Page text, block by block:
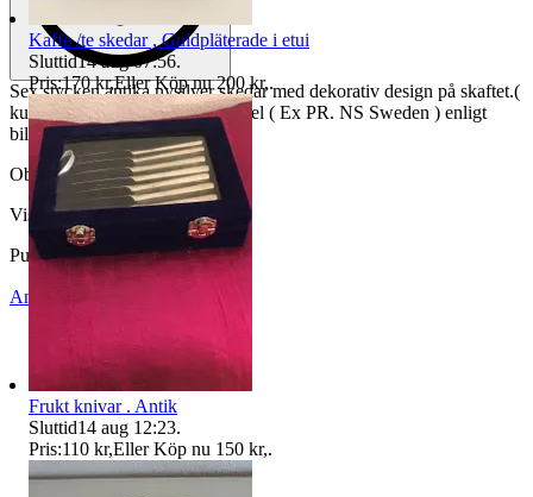
Sex stycken antika nysilver skedar med dekorativ design på skaftet.(
kungligt symbol ) och har stämpel ( Ex PR. NS Sweden ) enligt
bilder på storlek 10,5 cm
Objektnr
733 623 440
Visningar 67
Publicerad 27 maj 18:40
Anmäl
Kaffe /te skedar , Guldpläterade i etui
Sluttid14 aug 07:56.
Pris:170 kr,Eller Köp nu 200 kr,.
Frukt knivar . Antik
Sluttid14 aug 12:23.
Pris:110 kr,Eller Köp nu 150 kr,.